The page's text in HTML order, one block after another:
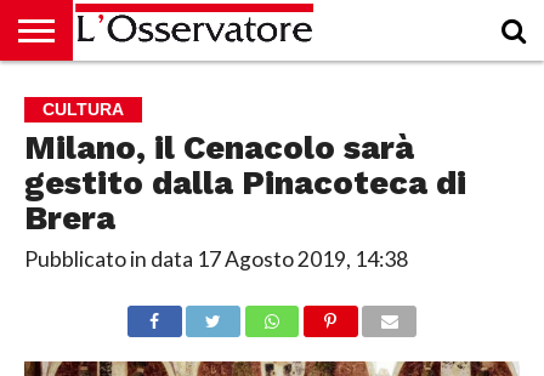
CULTURA
ECONOMIA
RUBRICHE
ARCHIVIO
PODCAST
ABBONAMENTO
CHI
SIAMO
ACCEDI
CULTURA
Milano, il Cenacolo sarà
gestito dalla Pinacoteca di
Brera
Pubblicato in data 17 Agosto 2019, 14:38